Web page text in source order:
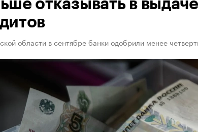
отказывать в выдаче
области в сентябре банки одобрили менее